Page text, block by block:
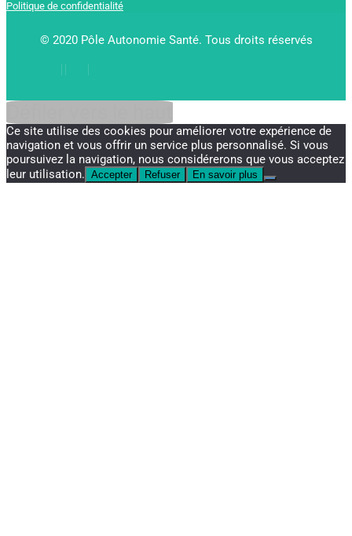
Politique de confidentialité
© 2020 Pôle Autonomie Santé. Tous droits réservés
Ce site utilise des cookies pour améliorer votre expérience de
navigation et vous offrir un service plus personnalisé. Si vous
poursuivez la navigation, nous considérerons que vous acceptez
leur utilisation. Accepter Refuser En savoir plus